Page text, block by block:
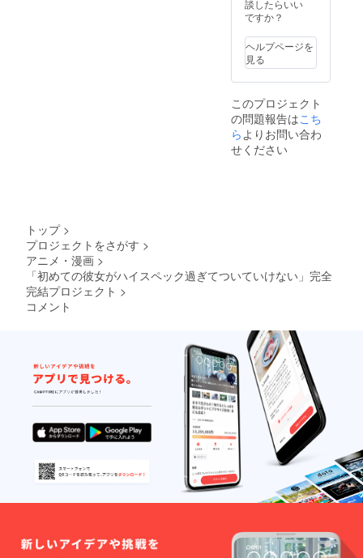
談したらいい
ですか？
ヘルプページを
見る
このプロジェクト
の問題報告はこち
ら よりお問い合わ
せください
トップ >
プロジェクトをさがす >
アニメ・漫画 >
「初めての彼女がハイスペック過ぎてついていけない」完全
完結プロジェクト >
コメント